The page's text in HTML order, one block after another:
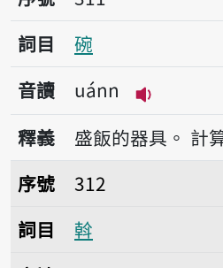
詞目
碗
音讀
uánn
播放音讀
釋義 盛飯的器具。 計
序號312斡
序號
312
詞目
斡